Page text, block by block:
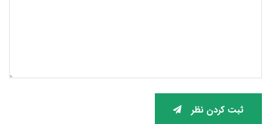
ثبت کردن نظر